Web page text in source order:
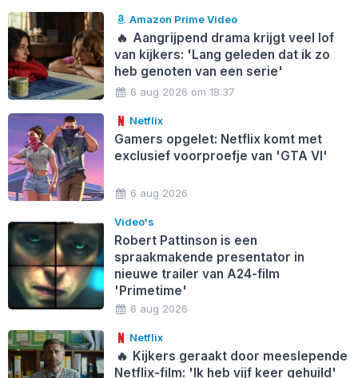
Amazon Prime Video
🔥 Aangrijpend drama krijgt veel lof
van kijkers: 'Lang geleden dat ik zo
heb genoten van een serie'
6 aug 2026 om 18:37
Netflix
Gamers opgelet: Netflix komt met
exclusief voorproefje van 'GTA VI'
6 aug 2026
Video's
Robert Pattinson is een
spraakmakende presentator in
nieuwe trailer van A24-film
'Primetime'
6 aug 2026
Netflix
🔥 Kijkers geraakt door meeslepende
Netflix-film: 'Ik heb vijf keer gehuild'